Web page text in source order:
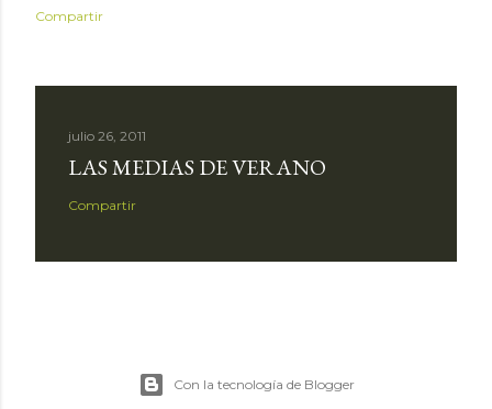
Compartir
julio 26, 2011
LAS MEDIAS DE VERANO
Compartir
Con la tecnología de Blogger